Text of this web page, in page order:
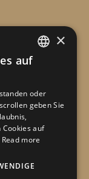
DEFAULT LANGUAGE
GERMAN
×
auf
oder
geben Sie
auf
Read more